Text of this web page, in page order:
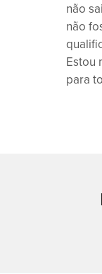
não
não
Estou
para